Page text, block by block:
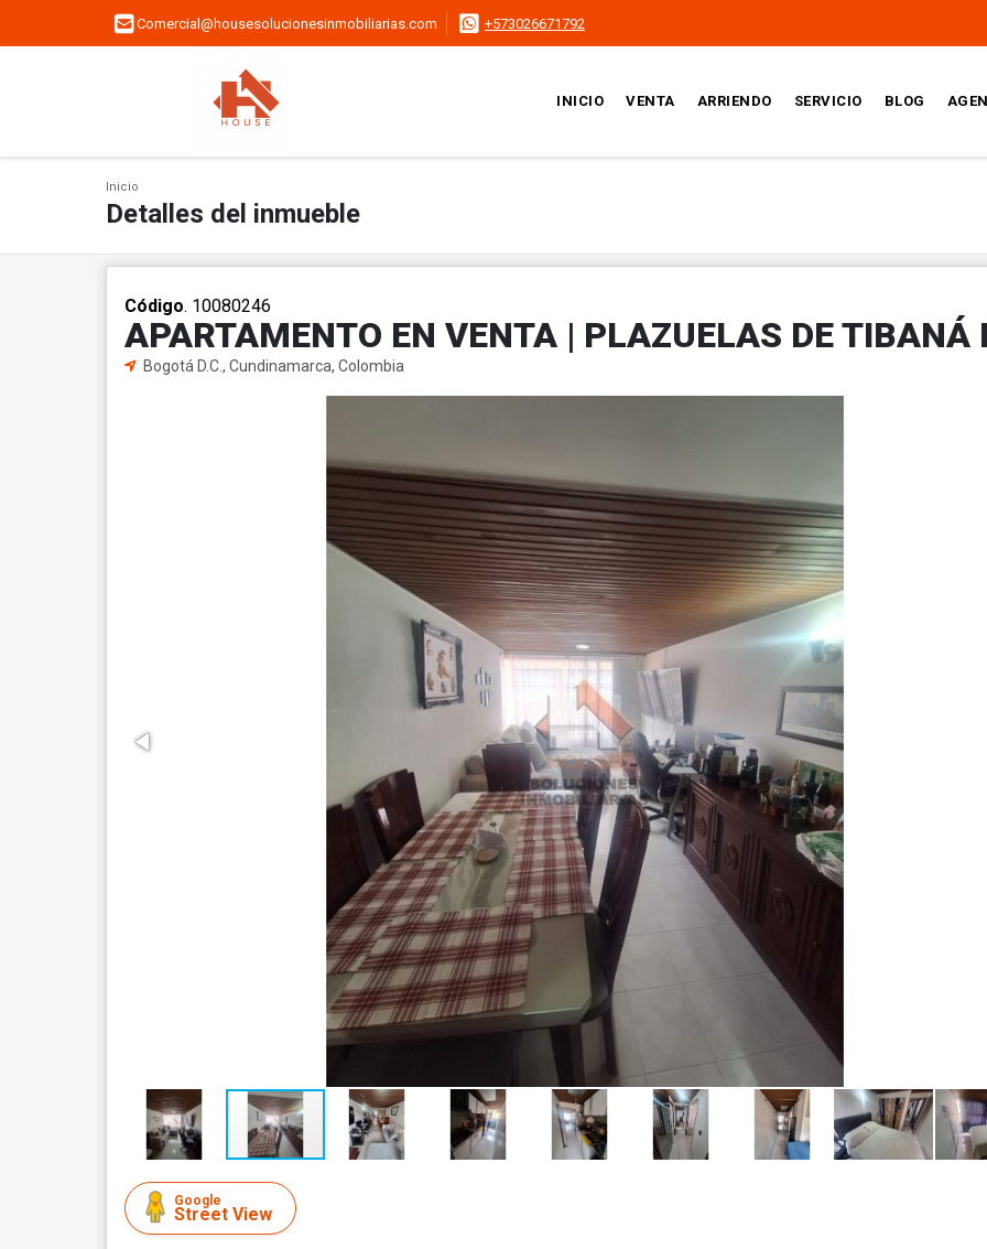
Comercial@housesolucionesinmobiliarias.com +573026671792
INICIO VENTA ARRIENDO SERVICIO BLOG
Inicio
Detalles del inmueble
Código. 10080246
APARTAMENTO EN VENTA | PLAZUELAS DE TIBANÁ
Bogotá D.C., Cundinamarca, Colombia
Google
Street View